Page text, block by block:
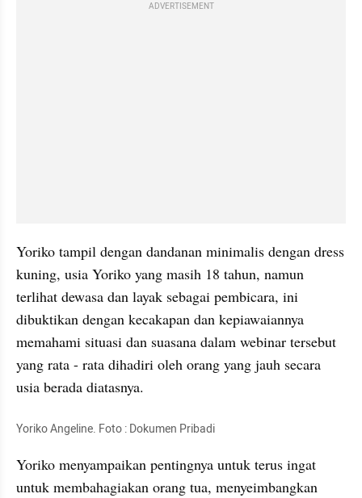
ADVERTISEMENT
Yoriko tampil dengan dandanan minimalis dengan dress
kuning, usia Yoriko yang masih 18 tahun, namun
terlihat dewasa dan layak sebagai pembicara, ini
dibuktikan dengan kecakapan dan kepiawaiannya
memahami situasi dan suasana dalam webinar tersebut
yang rata - rata dihadiri oleh orang yang jauh secara
usia berada diatasnya.
Yoriko Angeline. Foto : Dokumen Pribadi
Yoriko menyampaikan pentingnya untuk terus ingat
untuk membahagiakan orang tua, menyeimbangkan